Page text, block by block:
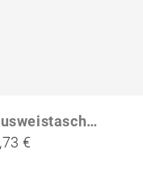
CreativDesign Ausweistasche Euro Konstantfolie mit Einschub
€